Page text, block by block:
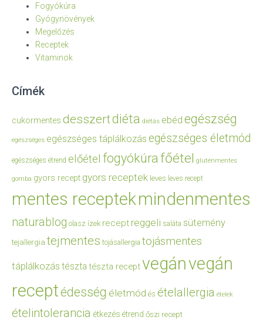
Fogyókúra
Gyógynövények
Megelőzés
Receptek
Vitaminok
Címék
cukormentes desszertdiéta diétás ebéd egészség
egészséges egészséges táplálkozás egészséges életmód
egészséges étrend előétel fogyókúrafőétel gluténmentes
gomba gyors recept gyors receptek leves leves recept
mentes receptekmindenmentes
naturablog olasz ízek recept reggeli saláta sütemény
tejallergia tejmentes tojásallergia tojásmentes
táplálkozás tészta tészta receptvegánvegán
receptédesség életmód és ételallergia ételek
ételintolerancia étkezés étrend őszi recept